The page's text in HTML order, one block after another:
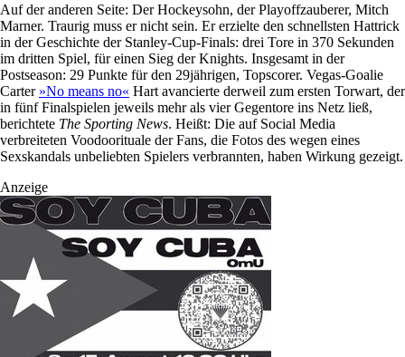
Auf der anderen Seite: Der Hockeysohn, der Playoffzauberer, Mitch
Marner. Traurig muss er nicht sein. Er erzielte den schnellsten Hattrick
in der Geschichte der Stanley-Cup-Finals: drei Tore in 370 Sekunden
im dritten Spiel, für einen Sieg der Knights. Insgesamt in der
Postseason: 29 Punkte für den 29jährigen, Topscorer. Vegas-Goalie
Carter »No means no« Hart avancierte derweil zum ersten Torwart, der
in fünf Finalspielen jeweils mehr als vier Gegentore ins Netz ließ,
berichtete The Sporting News. Heißt: Die auf Social Media
verbreiteten Voodoorituale der Fans, die Fotos des wegen eines
Sexskandals unbeliebten Spielers verbrannten, haben Wirkung gezeigt.
Anzeige